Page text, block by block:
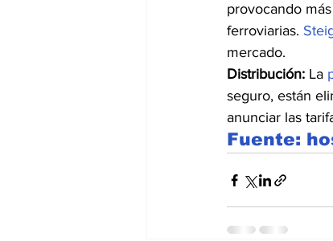
provocando
ferroviarias.
mercado.
Distribución: La
seguro, están
anunciar las
Fuente: